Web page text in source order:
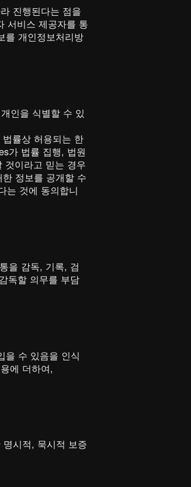
진행된다는 점을
서비스 제공자를 통
를 개인정보처리방
인을 식별할 수 있
률상 허용되는 한
가 법률 집행, 법원
것이라고 믿는 경우
정보를 공개할 수
는 것에 동의합니
을 감독, 기록, 검
독할 의무를 부담
을 수 있음을 인식
에 더하여,
시적, 묵시적 보증